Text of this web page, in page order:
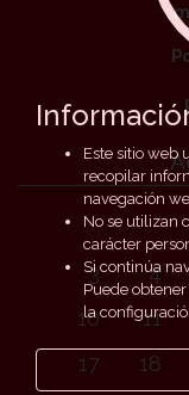
3
4
10
11
17
18
Este sitio web
recopilar
navegación
No se utilizan
carácter
Si continúa
Puede
la